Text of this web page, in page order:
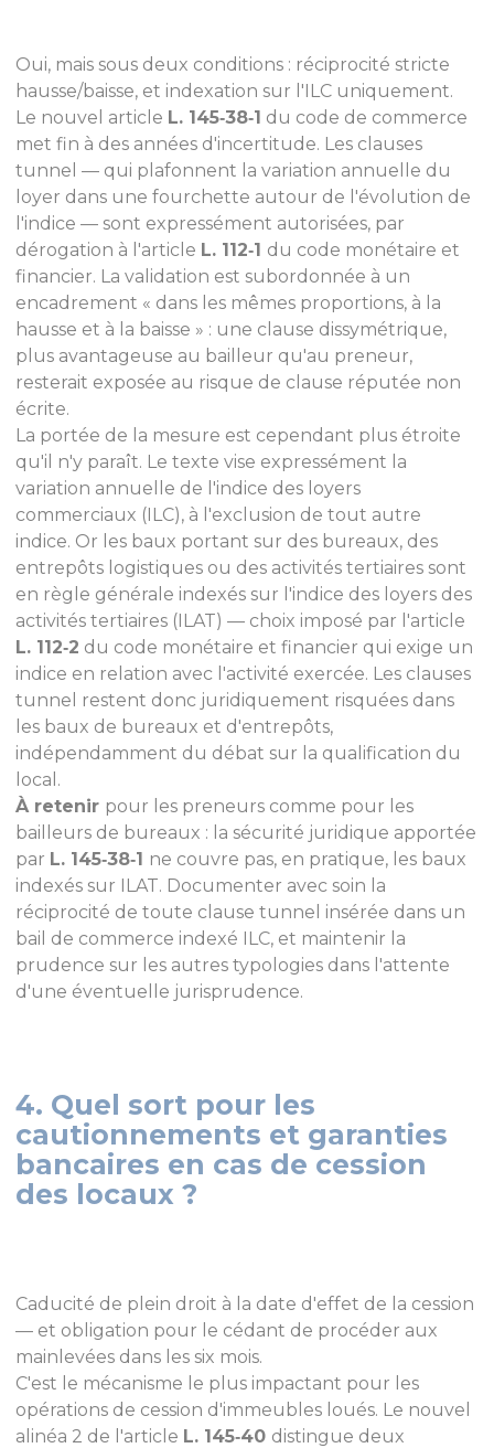
Oui, mais sous deux conditions : réciprocité stricte
hausse/baisse, et indexation sur l'ILC uniquement.
Le nouvel article L. 145‑38‑1 du code de commerce
met fin à des années d'incertitude. Les clauses
tunnel — qui plafonnent la variation annuelle du
loyer dans une fourchette autour de l'évolution de
l'indice — sont expressément autorisées, par
dérogation à l'article L. 112‑1 du code monétaire et
financier. La validation est subordonnée à un
encadrement « dans les mêmes proportions, à la
hausse et à la baisse » : une clause dissymétrique,
plus avantageuse au bailleur qu'au preneur,
resterait exposée au risque de clause réputée non
écrite.
La portée de la mesure est cependant plus étroite
qu'il n'y paraît. Le texte vise expressément la
variation annuelle de l'indice des loyers
commerciaux (ILC), à l'exclusion de tout autre
indice. Or les baux portant sur des bureaux, des
entrepôts logistiques ou des activités tertiaires sont
en règle générale indexés sur l'indice des loyers des
activités tertiaires (ILAT) — choix imposé par l'article
L. 112‑2 du code monétaire et financier qui exige un
indice en relation avec l'activité exercée. Les clauses
tunnel restent donc juridiquement risquées dans
les baux de bureaux et d'entrepôts,
indépendamment du débat sur la qualification du
local.
À retenir pour les preneurs comme pour les
bailleurs de bureaux : la sécurité juridique apportée
par L. 145‑38‑1 ne couvre pas, en pratique, les baux
indexés sur ILAT. Documenter avec soin la
réciprocité de toute clause tunnel insérée dans un
bail de commerce indexé ILC, et maintenir la
prudence sur les autres typologies dans l'attente
d'une éventuelle jurisprudence.
4. Quel sort pour les
cautionnements et garanties
bancaires en cas de cession
des locaux ?
Caducité de plein droit à la date d'effet de la cession
— et obligation pour le cédant de procéder aux
mainlevées dans les six mois.
C'est le mécanisme le plus impactant pour les
opérations de cession d'immeubles loués. Le nouvel
alinéa 2 de l'article L. 145‑40 distingue deux